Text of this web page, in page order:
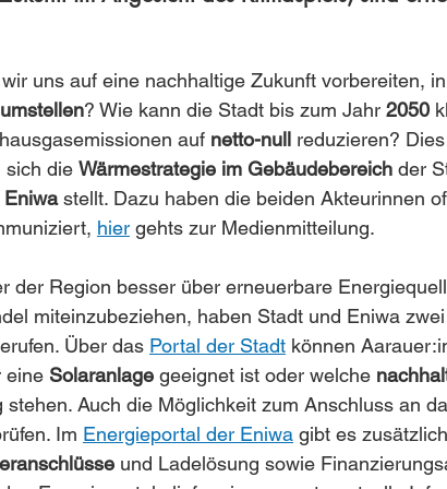
uns auf eine nachhaltige Zukunft vorbereiten,
? Wie kann die Stadt bis zum Jahr 2050
auf netto-null reduzieren?
sich die Wärmestrategie im Gebäudebereich der
Eniwa stellt. Dazu haben die beiden Akteurinnen
hier gehts zur Medienmitteilung.
der Region besser über erneuerbare
miteinzubeziehen, haben Stadt und Eniwa
Über das Portal der Stadt können
eine Solaranlage geeignet ist oder welche
stehen. Auch die Möglichkeit zum Anschluss an
Im Energieportal der Eniwa gibt es zusätzlich
und Ladelösung sowie